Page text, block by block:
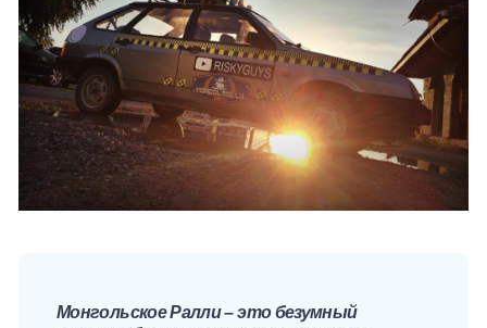
Монгольское Ралли – это безумный